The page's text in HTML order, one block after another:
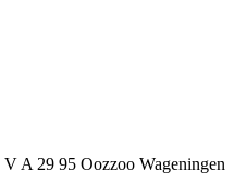
A 29 95 Oozzoo Wageningen